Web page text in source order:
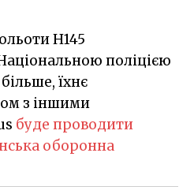
H145
поліцією
їхнє
з іншими
буде проводити
оборонна